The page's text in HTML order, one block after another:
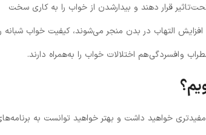
قرار دهند و بیدارشدن از خواب را به کاری سخت
التهاب در بدن منجر می‌شوند، کیفیت خواب شبانه
و افسردگی هم اختلالات خواب را به‌همراه دارند.
خواهید داشت و بهتر خواهید توانست به